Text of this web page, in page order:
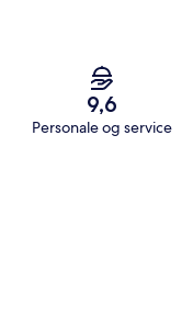
9,6
Personale og service